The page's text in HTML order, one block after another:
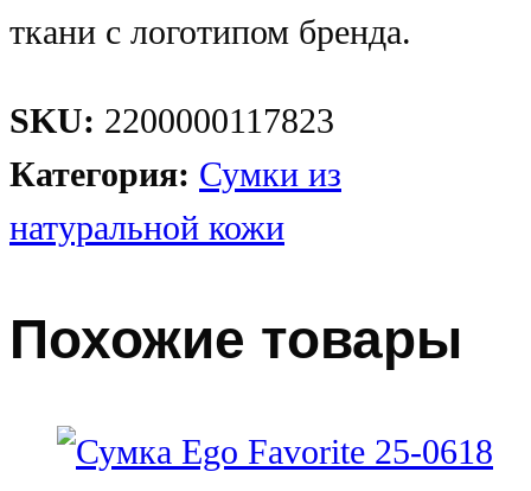
ткани с логотипом бренда.
SKU: 2200000117823
Категория: Сумки из
натуральной кожи
Похожие товары